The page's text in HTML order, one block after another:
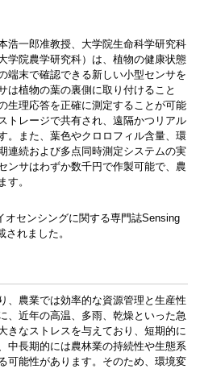
浩一郎准教授、大学院生命科学研究科
学院農学研究科）は、植物の健康状態
端末で確認できる新しい小型センサを
は植物の葉の裏側に取り付けること
生理応答を正確に測定することが可能
トレージで共有され、遠隔かつリアル
。また、葉色やクロロフィル含量、環
連続および多点同時測定システムの実
ンサはわずか数千円で作製可能で、農
す。
オセンシングに関する専門誌Sensing
れました。
、農業では効率的な資源管理と生産性
、近年の高温、多雨、乾燥といった急
きなストレスを与えており、短期的に
中長期的には農林業の持続性や生態系
可能性があります。そのため、環境変